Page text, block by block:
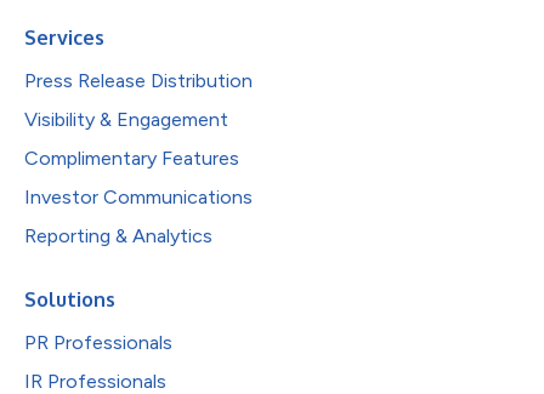
Services
Press Release Distribution
Visibility & Engagement
Complimentary Features
Investor Communications
Reporting & Analytics
Solutions
PR Professionals
IR Professionals